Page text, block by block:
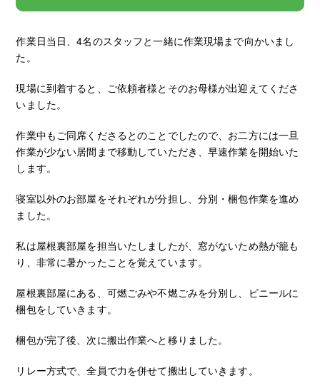
作業日当日、4名のスタッフと一緒に作業現場まで向かいまし
た。
現場に到着すると、ご依頼者様とそのお母様が出迎えてくださ
いました。
作業中もご同席くださるとのことでしたので、お二方には一旦
作業が少ない居間まで移動していただき、早速作業を開始いた
します。
寝室以外のお部屋をそれぞれが分担し、分別・梱包作業を進め
ました。
私は屋根裏部屋を担当いたしましたが、窓がないため熱が籠も
り、非常に暑かったことを覚えています。
屋根裏部屋にある、可燃ごみや不燃ごみを分別し、ビニールに
梱包をしていきます。
梱包が完了後、次に搬出作業へと移りました。
リレー方式で、全員で力を併せて搬出していきます。